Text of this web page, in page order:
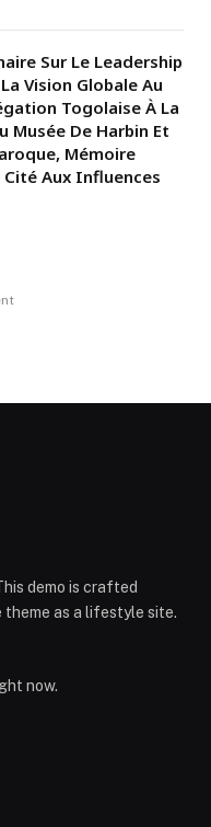
Sur Le Leadership
Vision Globale Au
Togolaise À La
Musée De Harbin Et
Mémoire
Cité Aux Influences
demo is crafted
as a lifestyle site.
now.